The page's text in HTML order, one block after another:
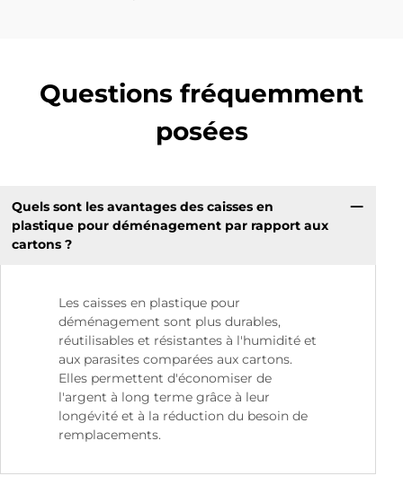
Questions fréquemment
posées
Quels sont les avantages des caisses en
plastique pour déménagement par rapport aux
cartons ?
Les caisses en plastique pour
déménagement sont plus durables,
réutilisables et résistantes à l'humidité et
aux parasites comparées aux cartons.
Elles permettent d'économiser de
l'argent à long terme grâce à leur
longévité et à la réduction du besoin de
remplacements.